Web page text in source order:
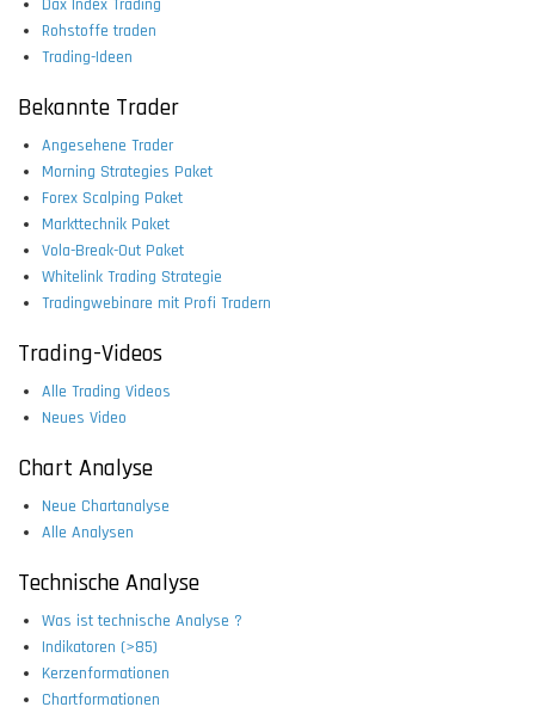
Dax Index Trading
Rohstoffe traden
Trading-Ideen
Bekannte Trader
Angesehene Trader
Morning Strategies Paket
Forex Scalping Paket
Markttechnik Paket
Vola-Break-Out Paket
Whitelink Trading Strategie
Tradingwebinare mit Profi Tradern
Trading-Videos
Alle Trading Videos
Neues Video
Chart Analyse
Neue Chartanalyse
Alle Analysen
Technische Analyse
Was ist technische Analyse ?
Indikatoren (>85)
Kerzenformationen
Chartformationen